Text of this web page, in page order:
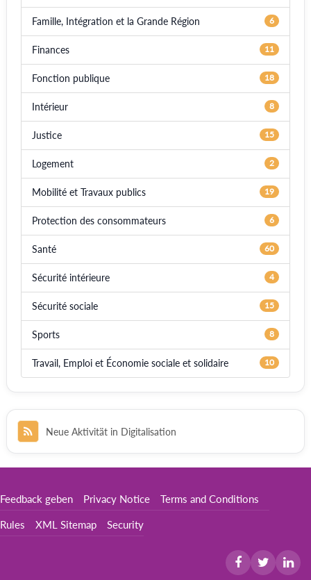
Famille, Intégration et la Grande Région 6
Finances 11
Fonction publique 18
Intérieur 8
Justice 15
Logement 2
Mobilité et Travaux publics 19
Protection des consommateurs 6
Santé 60
Sécurité intérieure 4
Sécurité sociale 15
Sports 8
Travail, Emploi et Économie sociale et solidaire 10
Neue Aktivität in Digitalisation
Feedback geben Privacy Notice Terms and Conditions
Rules XML Sitemap Security